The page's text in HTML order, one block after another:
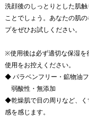
洗顔後のしっとりとした肌
ことでしょう。あなたの肌
プをぜひお試しください。
※使用後は必ず適切な保湿を
使用をお控えください。
◆ パラベンフリー・鉱物油
弱酸性・無添加
◆乾燥肌で目の周りなど、く
感を感じます。